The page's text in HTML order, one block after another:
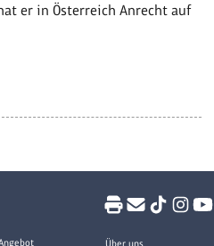
er in Österreich Anrecht auf
Über uns